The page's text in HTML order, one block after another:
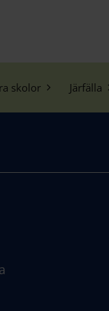
skolor Järfälla